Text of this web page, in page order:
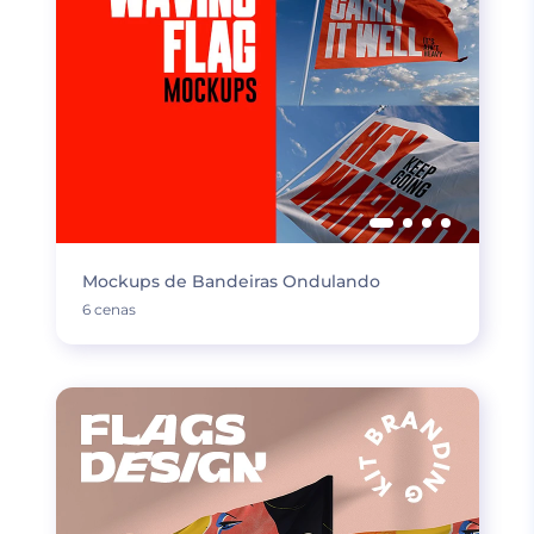
Mockups de Bandeiras Ondulando
6 cenas